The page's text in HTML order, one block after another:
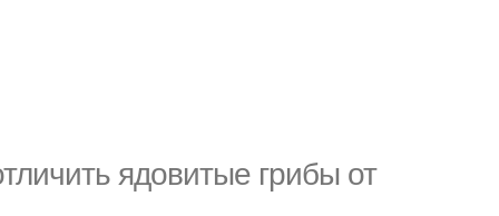
ядовитые грибы от